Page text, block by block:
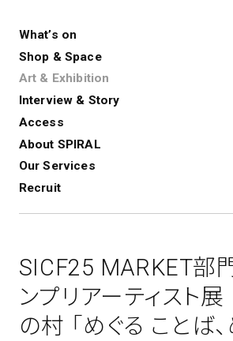
What’s on
Shop & Space
Art & Exhibition
Interview & Story
Access
About SPIRAL
Our Services
Recruit
Spiral
Spiral Market 6 Spiral Hall
Exhibition
展覧会やイベント
演劇やダンス
Art Projects
アートプロジェクト・イベント
SICF
若手作家の発
とした公募展形
バル
SPIRALのご紹介
Spiral Annual Report プレスリリ
レンタルスペース
コンサルティング 商品開発
新卒採用
アルバイト・その他
SICF25 MARKET部
ンプリアーティスト
の村 「めぐる ことば